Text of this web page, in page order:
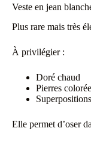
Veste en jean
Plus rare mais très
À privilégier :
Doré chaud
Pierres
Elle permet d’oser